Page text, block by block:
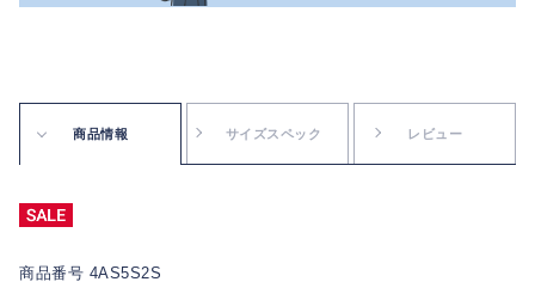
商品情報 サイズスペック レビュー
商品番号 4AS5S2S